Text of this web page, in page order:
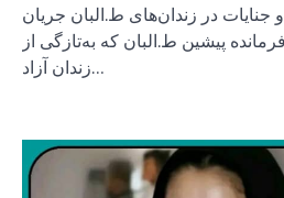
جنایات در زندان‌های ط.البان جریان
پیشین ط.البان که به‌تازگی از
زندان آزاد…